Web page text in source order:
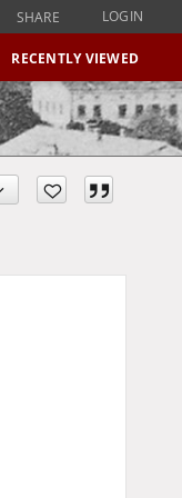
SHARE LOGIN
RECENTLY VIEWED